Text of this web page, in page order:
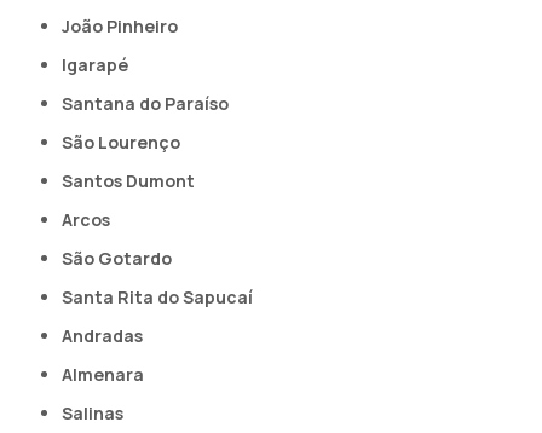
João Pinheiro
Igarapé
Santana do Paraíso
São Lourenço
Santos Dumont
Arcos
São Gotardo
Santa Rita do Sapucaí
Andradas
Almenara
Salinas